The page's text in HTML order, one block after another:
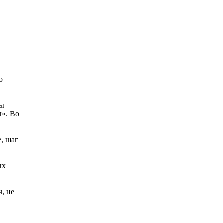
Во
шаг
не